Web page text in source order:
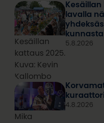
Kesäillan
kattaus 2025.
Kuva: Kevin
Kallombo
lavalla
kunnasta
5.8.2026
Mika
4.8.2026